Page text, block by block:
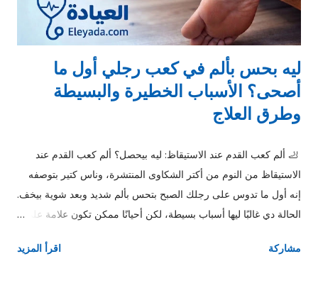
فنجان صباحا يو...
ليه بحس بألم في كعب رجلي أول ما
أصحى؟ الأسباب الخطيرة والبسيطة
وطرق العلاج
🦶 ألم كعب القدم عند الاستيقاظ: ليه بيحصل؟ ألم كعب القدم عند
الاستيقاظ من النوم من أكتر الشكاوى المنتشرة، وناس كتير بتوصفه
إنه أول ما تدوس على رجلك الصبح بتحس بألم شديد وبعد شوية بيخف.
الحالة دي غالبًا ليها أسباب بسيطة، لكن أحيانًا ممكن تكون علامة على
التهاب اللفافة الأخمصية (أشهر سبب) ده السبب رقم واحد في ألم
مشاركة اقرأ المزيد